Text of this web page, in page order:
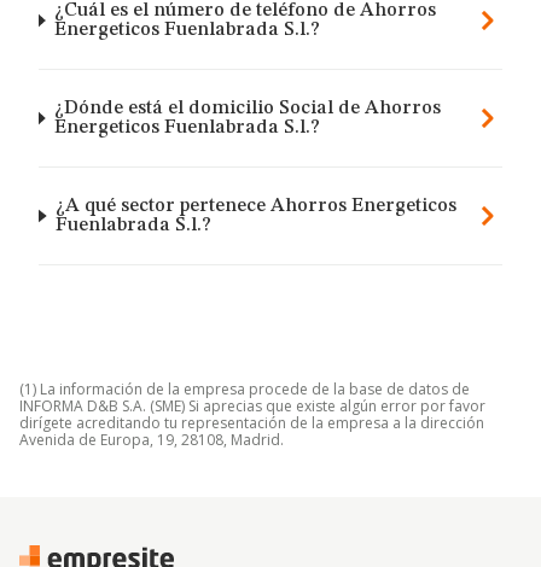
¿Cuál es el número de teléfono de Ahorros
Energeticos Fuenlabrada S.l.?
¿Dónde está el domicilio Social de Ahorros
Energeticos Fuenlabrada S.l.?
¿A qué sector pertenece Ahorros Energeticos
Fuenlabrada S.l.?
(1) La información de la empresa procede de la base de datos de
INFORMA D&B S.A. (SME) Si aprecias que existe algún error por favor
dirígete acreditando tu representación de la empresa a la dirección
Avenida de Europa, 19, 28108, Madrid.